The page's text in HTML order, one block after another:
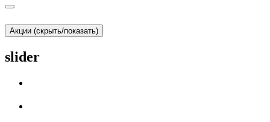
Акции (скрыть/показать)
slider